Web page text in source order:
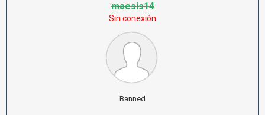
maesis14
Sin conexión
Banned